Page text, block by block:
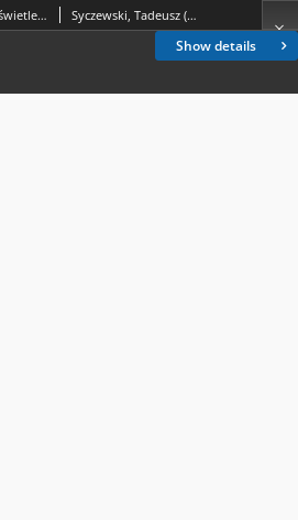
Show details
Liturgia pozasakramentalna w świetle pierwszego Synodu diecezji drohiczyńskiej 1997 Syczewski, Tadeusz (1959- )